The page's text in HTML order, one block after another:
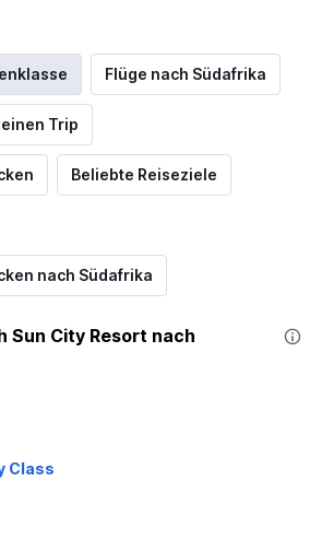
Flüge nach Südafrika
Trip
Beliebte Reiseziele
nach Südafrika
Sun City Resort nach
Class